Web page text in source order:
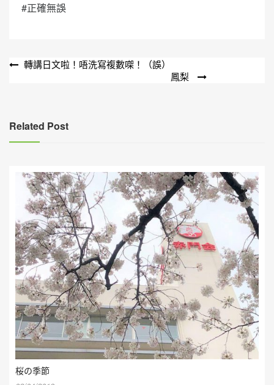
#正確無誤
文
覽
轉講日文啦！唔洗寫複數㗎！（誤）
鳳梨
Related Post
桜の季節